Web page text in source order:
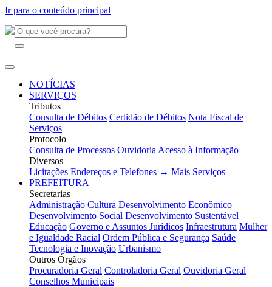
Ir para o conteúdo principal
NOTÍCIAS
SERVIÇOS
Tributos
Consulta de Débitos Certidão de Débitos Nota Fiscal de
Serviços
Protocolo
Consulta de Processos Ouvidoria Acesso à Informação
Diversos
Licitações Endereços e Telefones → Mais Serviços
PREFEITURA
Secretarias
Administração Cultura Desenvolvimento Econômico
Desenvolvimento Social Desenvolvimento Sustentável
Educação Governo e Assuntos Jurídicos Infraestrutura Mulher
e Igualdade Racial Ordem Pública e Segurança Saúde
Tecnologia e Inovação Urbanismo
Outros Órgãos
Procuradoria Geral Controladoria Geral Ouvidoria Geral
Conselhos Municipais